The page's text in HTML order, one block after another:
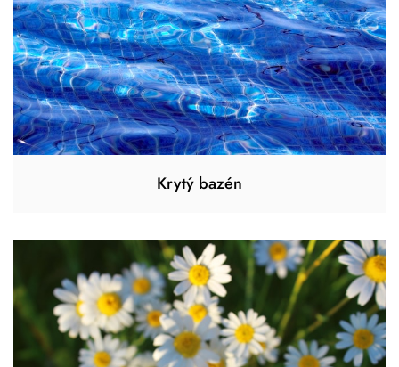
Krytý bazén